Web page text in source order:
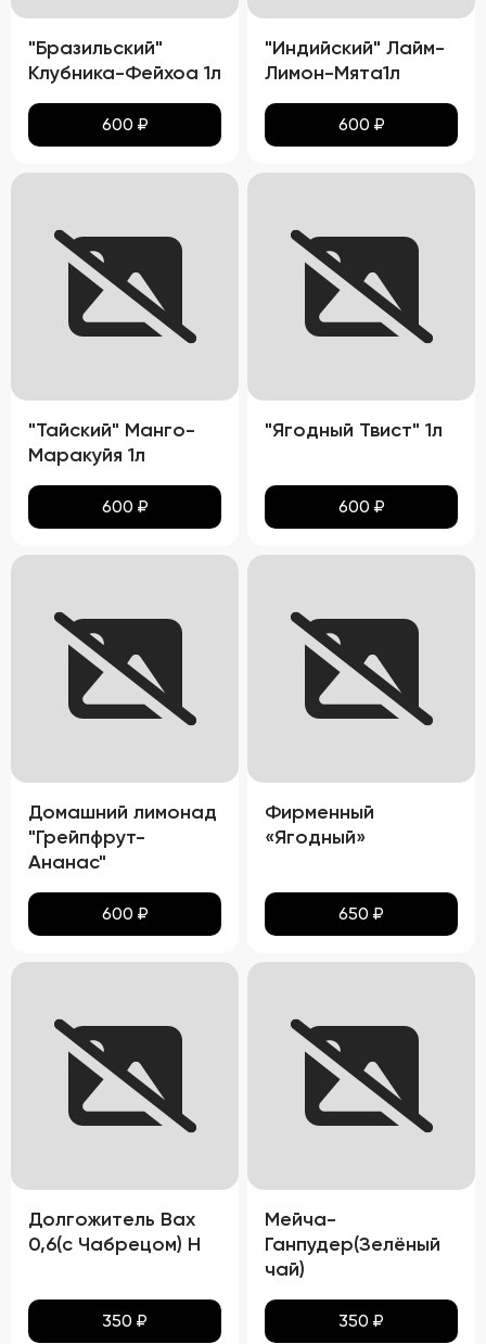
"Бразильский"
Клубника-Фейхоа 1л
600 ₽
"Индийский" Лайм-
Лимон-Мята1л
600 ₽
"Тайский" Манго-
Маракуйя 1л
600 ₽
"Ягодный Твист" 1л
600 ₽
Домашний лимонад
"Грейпфрут-
Ананас"
600 ₽
Фирменный
«Ягодный»
650 ₽
Долгожитель Вах
0,6(с Чабрецом) Н
350 ₽
Мейча-
Ганпудер(Зелёный
чай)
350 ₽